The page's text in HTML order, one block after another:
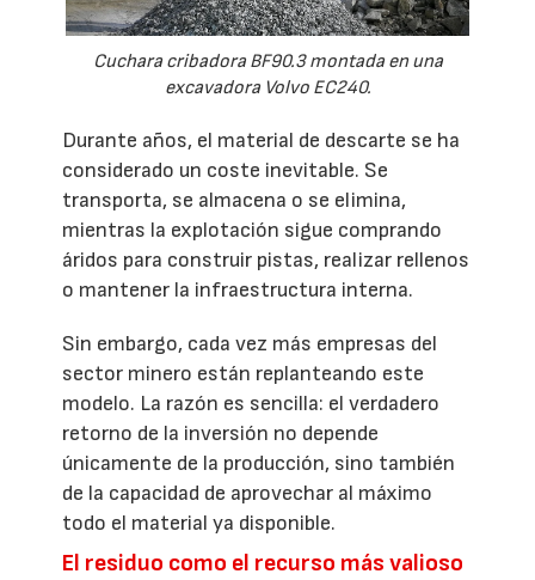
Cuchara cribadora BF90.3 montada en una
excavadora Volvo EC240.
Durante años, el material de descarte se ha
considerado un coste inevitable. Se
transporta, se almacena o se elimina,
mientras la explotación sigue comprando
áridos para construir pistas, realizar rellenos
o mantener la infraestructura interna.
Sin embargo, cada vez más empresas del
sector minero están replanteando este
modelo. La razón es sencilla: el verdadero
retorno de la inversión no depende
únicamente de la producción, sino también
de la capacidad de aprovechar al máximo
todo el material ya disponible.
El residuo como el recurso más valioso